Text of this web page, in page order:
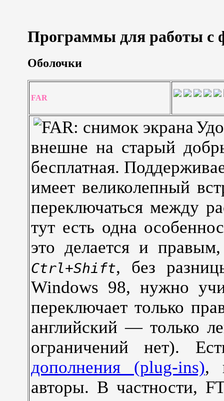
Программы для работы с
Оболочки
FAR
внешне на старый
бесплатная.
имеет великолепный
переключаться между
тут есть одна
это делается и
Ctrl+Shift, без
Windows 98, нужно
переключает только
английский — только
ограничений нет).
дополнения (plug-ins),
авторы. В частности,